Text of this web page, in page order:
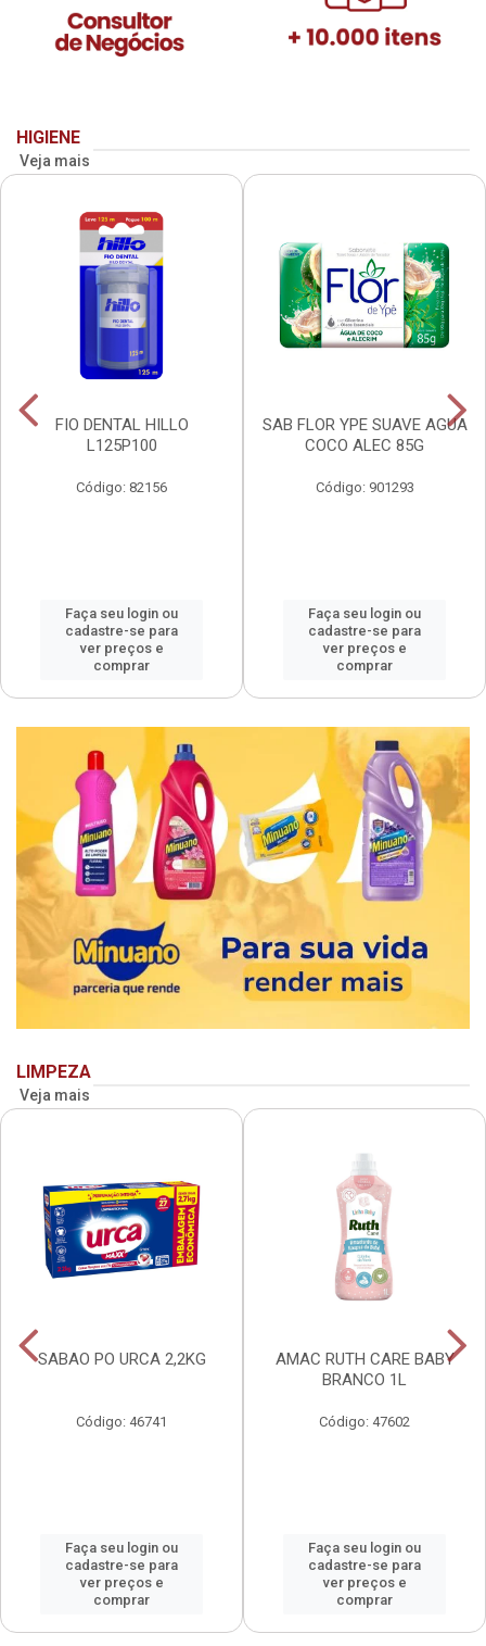
HIGIENE
Veja mais
FIO DENTAL HILLO
L125P100
Código: 82156
Faça seu login ou
cadastre-se para
ver preços e
comprar
SAB FLOR YPE SUAVE AGUA
COCO ALEC 85G
Código: 901293
Faça seu login ou
cadastre-se para
ver preços e
comprar
LIMPEZA
Veja mais
SABAO PO URCA 2,2KG
Código: 46741
Faça seu login ou
cadastre-se para
ver preços e
comprar
AMAC RUTH CARE BABY
BRANCO 1L
Código: 47602
Faça seu login ou
cadastre-se para
ver preços e
comprar